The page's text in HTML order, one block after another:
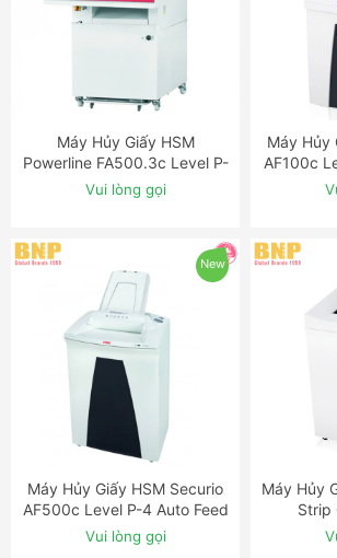
ĐẶT NGAY
Máy Hủy Giấy HSM
Powerline FA500.3c Level P-
5 Cross Cut Industrial
Shredder
Vui lòng gọi
Máy Hủy
AF100c
New
ĐẶT NGAY
Máy Hủy Giấy HSM Securio
AF500c Level P-4 Auto Feed
Shredder
Vui lòng gọi
Máy Hủy
Strip